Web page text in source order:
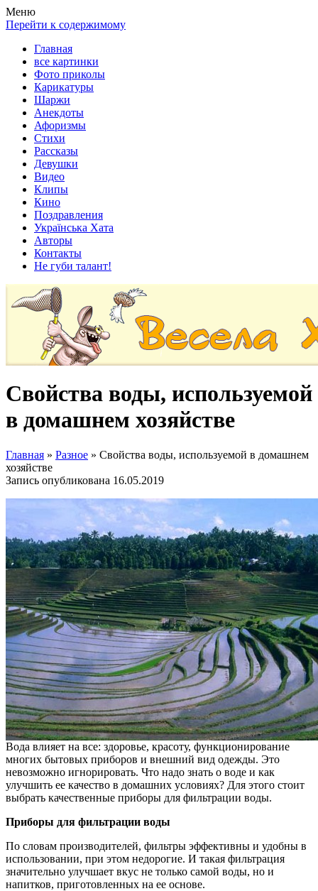
Весела хата — прикольные картинки, смешные истории,
клипы!
Покажем всем ваши фото приколы, карикатуры, шаржи, стихи,
рассказы, видео и песни!
Меню
Перейти к содержимому
Главная
все картинки
Фото приколы
Карикатуры
Шаржи
Анекдоты
Афоризмы
Стихи
Рассказы
Девушки
Видео
Клипы
Кино
Поздравления
Українська Хата
Авторы
Контакты
Не губи талант!
Свойства воды, используемой
в домашнем хозяйстве
Главная » Разное » Свойства воды, используемой в домашнем
хозяйстве
Запись опубликована 16.05.2019
Вода влияет на все: здоровье, красоту, функционирование
многих бытовых приборов и внешний вид одежды. Это
невозможно игнорировать. Что надо знать о воде и как
улучшить ее качество в домашних условиях? Для этого стоит
выбрать качественные приборы для фильтрации воды.
Приборы для фильтрации воды
По словам производителей, фильтры эффективны и удобны в
использовании, при этом недорогие. И такая фильтрация
значительно улучшает вкус не только самой воды, но и
напитков, приготовленных на ее основе.